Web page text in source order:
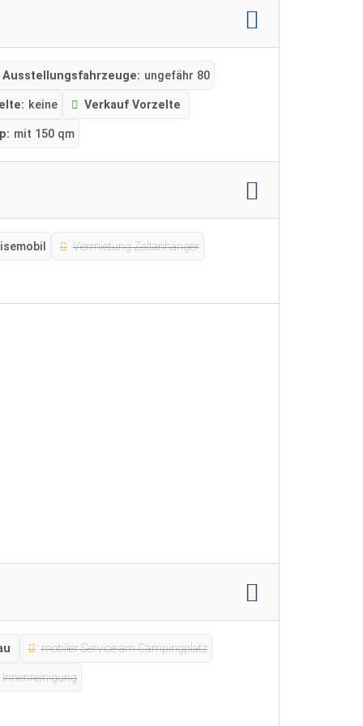
Ausstellungsfahrzeuge: ungefähr 80
keine Verkauf Vorzelte
mit 150 qm
Vermietung Zeltanhänger
mobiler Service am Campingplatz
Innenreinigung